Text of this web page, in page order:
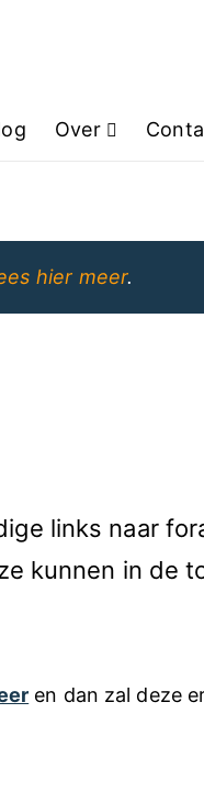
Over
hier meer.
links naar
kunnen in de
en dan zal deze